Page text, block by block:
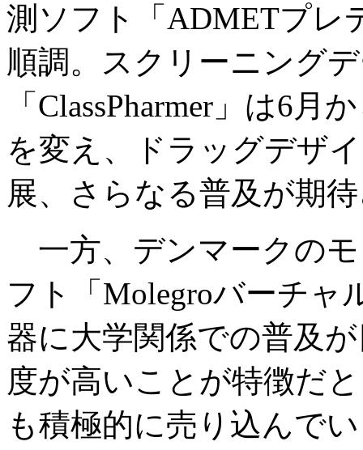
測ソフト「ADMETプレ
順調。スクリーニング
「ClassPharmer」は6月
を変え、ドラッグデザ
展、さらなる普及が期
一方、デンマークの
フト「Molegroバーチャ
器に大学関係での普及
度が高いことが特徴だ
も積極的に売り込んで